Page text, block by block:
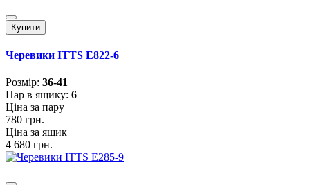
Купити
Черевики ITTS E822-6
Розмiр: 36-41
Пар в ящику: 6
Ціна за пару
780 грн.
Ціна за ящик
4 680 грн.